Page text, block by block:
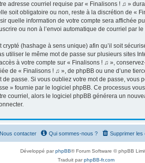
adresse courriel requise par « Finalisons ! ♫ »
soit obligatoire ou non, reste à la discrétion de «
quelle information de votre compte sera affichée
ou non à l’envoi automatique de courriel par
crypté (hashage à sens unique) afin qu’il soit
utiliser le même mot de passe sur plusieurs sites
à votre compte sur « Finalisons ! ♫ »,
de « Finalisons ! ♫ », de phpBB ou une d’une
de passe. Si vous oubliez votre mot de passe, vous
» fournie par le logiciel phpBB. Ce processus
courriel, alors le logiciel phpBB générera un
Supprimer les
Qui sommes-nous ?
Nous contacter
Développé parphpBB® Forum Software © phpBB
Traduit parphpBB-fr.com